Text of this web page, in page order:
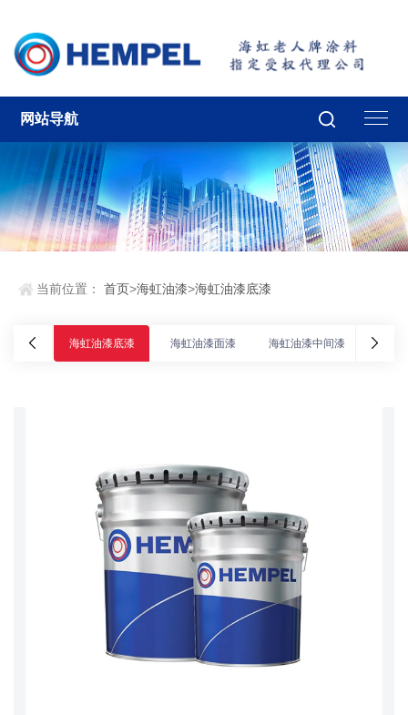
网站导航
当前位置：首页>海虹油漆>海虹油漆底漆
海虹油漆底漆 海虹油漆面漆 海虹油漆中间漆 海虹油